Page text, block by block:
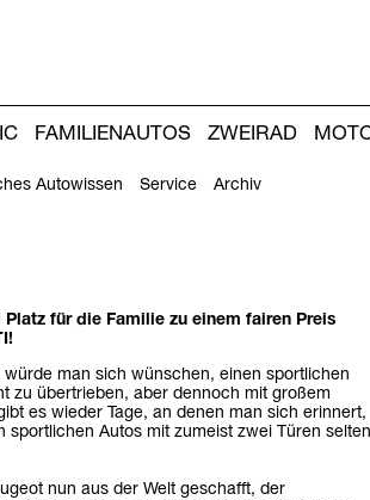
Autowissen Service Archiv
FAMILIENAUTOS ZWEIRAD
für die Familie zu einem fairen Preis
würde man sich wünschen, einen sportlichen
zu übertrieben, aber dennoch mit großem
es wieder Tage, an denen man sich erinnert,
sportlichen Autos mit zumeist zwei Türen selten
nun aus der Welt geschafft, der